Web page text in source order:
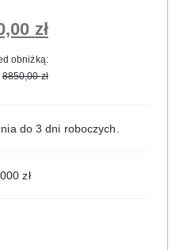
zł
obniżką:
8850,00zł
do 3 dni roboczych.
zł